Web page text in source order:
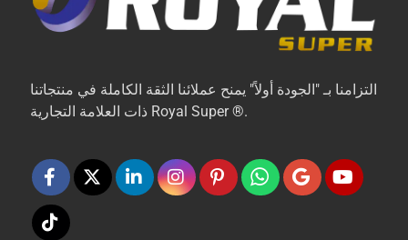
التزامنا بـ "الجودة أولاً" يمنح عملائنا الثقة الكاملة في منتجاتنا
ذات العلامة التجارية Royal Super ®.